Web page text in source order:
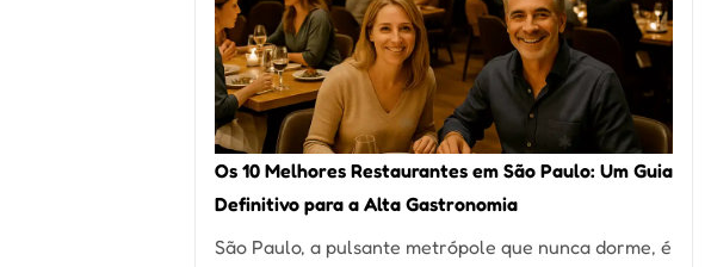
tradição
em
pizza
artesanal
no
forno
à
lenha
Os 10 Melhores Restaurantes em São Paulo: Um Guia
Definitivo para a Alta Gastronomia
São Paulo, a pulsante metrópole que nunca dorme, é